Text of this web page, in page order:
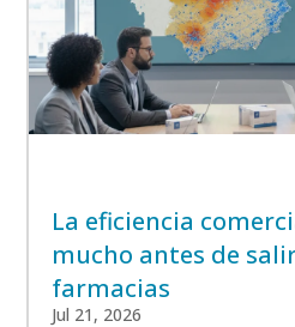
La eficiencia
mucho antes de
farmacias
Jul 21, 2026